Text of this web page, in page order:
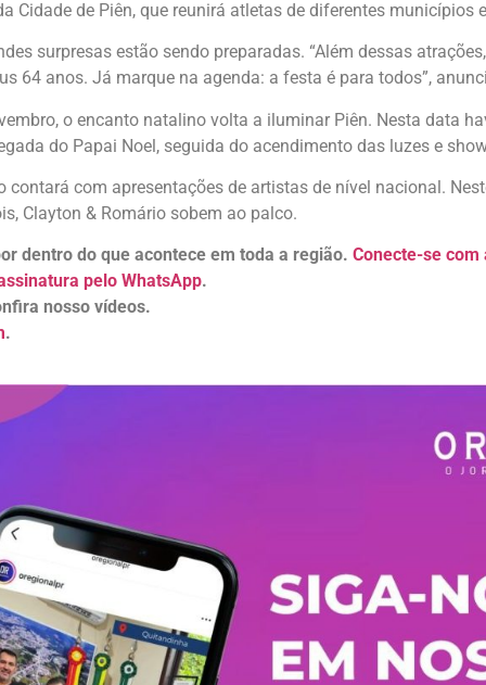
Cidade de Piên, que reunirá atletas de diferentes municípios
surpresas estão sendo preparadas. “Além dessas
64 anos. Já marque na agenda: a festa é para todos”,
o encanto natalino volta a iluminar Piên. Nesta data
do Papai Noel, seguida do acendimento das luzes e
com apresentações de artistas de nível nacional.
Clayton & Romário sobem ao palco.
dentro do que acontece em toda a região. Conecte-se
pelo WhatsApp.
nosso vídeos.
.